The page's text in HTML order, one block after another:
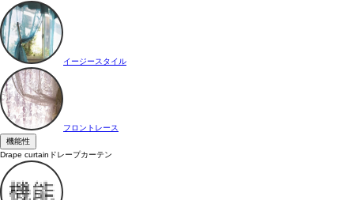
イージースタイル
フロントレース
機能性
Drape curtain ドレープカーテン